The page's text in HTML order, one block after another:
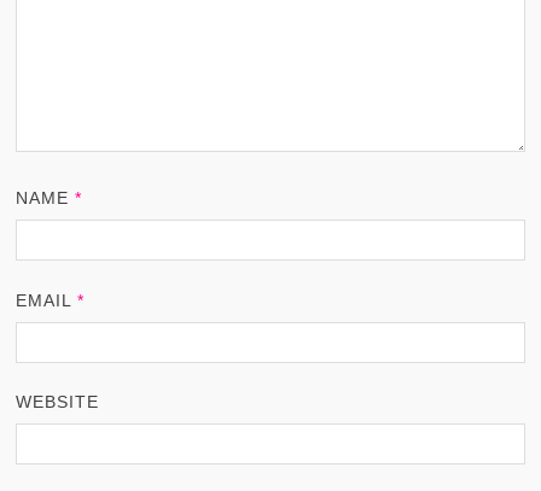
NAME*
EMAIL*
WEBSITE